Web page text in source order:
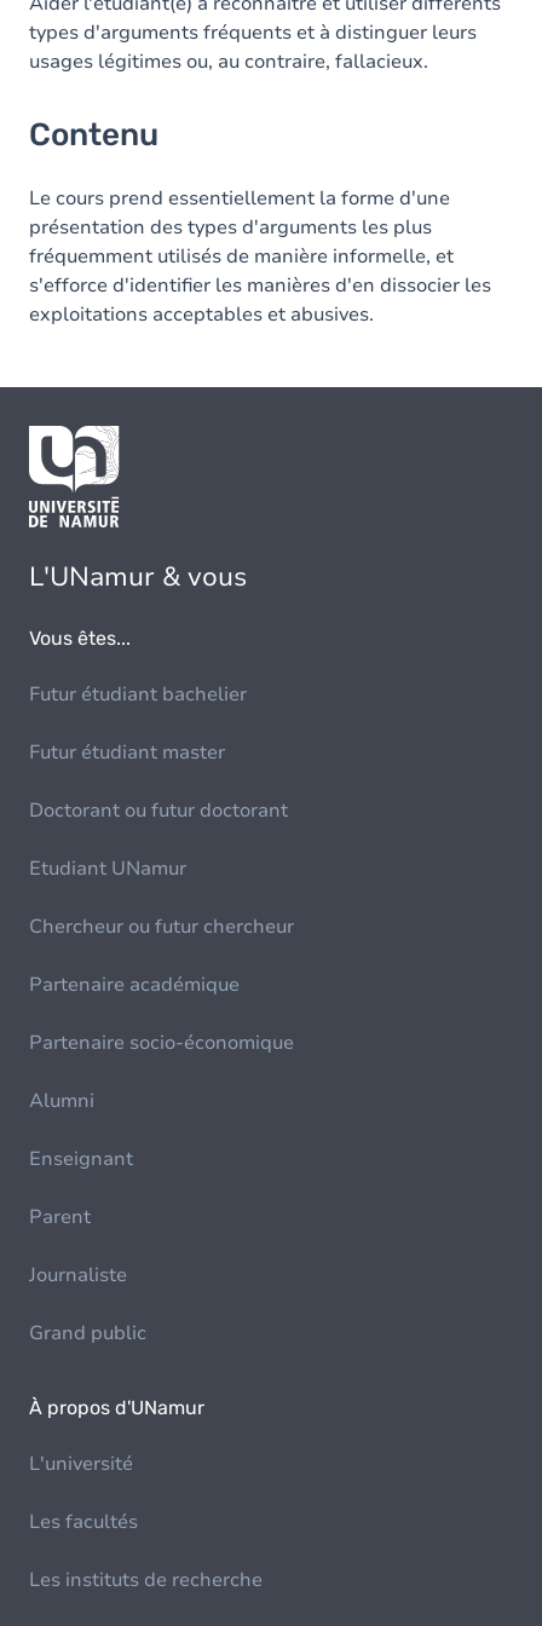
types d'arguments fréquents et à distinguer leurs
usages légitimes ou, au contraire, fallacieux.
Contenu
Le cours prend essentiellement la forme d'une
présentation des types d'arguments les plus
fréquemment utilisés de manière informelle, et
s'efforce d'identifier les manières d'en dissocier les
exploitations acceptables et abusives.
L'UNamur & vous
Vous êtes...
Futur étudiant bachelier
Futur étudiant master
Doctorant ou futur doctorant
Etudiant UNamur
Chercheur ou futur chercheur
Partenaire académique
Partenaire socio-économique
Alumni
Enseignant
Parent
Journaliste
Grand public
À propos d'UNamur
L'université
Les facultés
Les instituts de recherche